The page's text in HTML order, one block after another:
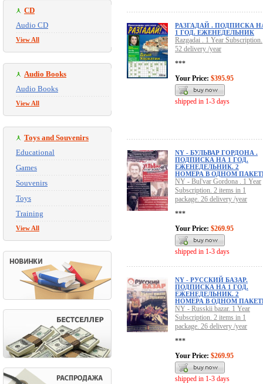
CD
Audio CD
View All
Audio Books
Audio Books
View All
Toys and Souvenirs
Educational
Games
Souvenirs
Toys
Training
View All
РАЗГАДАЙ . ПОДПИСКА
1 ГОД. ЕЖЕНЕДЕЛЬНИК
Razgadai . 1 Year Subscription.
52 delivery /year
***
Your Price: $395.95
shipped in 1-3 days
NY - БУЛЬВАР ГОРДОНА .
ПОДПИСКА НА 1 ГОД.
ЕЖЕНЕДЕЛЬНИК. 2
НОМЕРА В ОДНОМ
NY - Bul'var Gordona . 1 Year
Subscription. 2 items in 1
package. 26 delivery /year
***
Your Price: $269.95
shipped in 1-3 days
NY - РУССКИЙ БАЗАР.
ПОДПИСКА НА 1 ГОД.
ЕЖЕНЕДЕЛЬНИК. 2
НОМЕРА В ОДНОМ
NY - Russkii bazar. 1 Year
Subscription. 2 items in 1
package. 26 delivery /year
***
Your Price: $269.95
shipped in 1-3 days